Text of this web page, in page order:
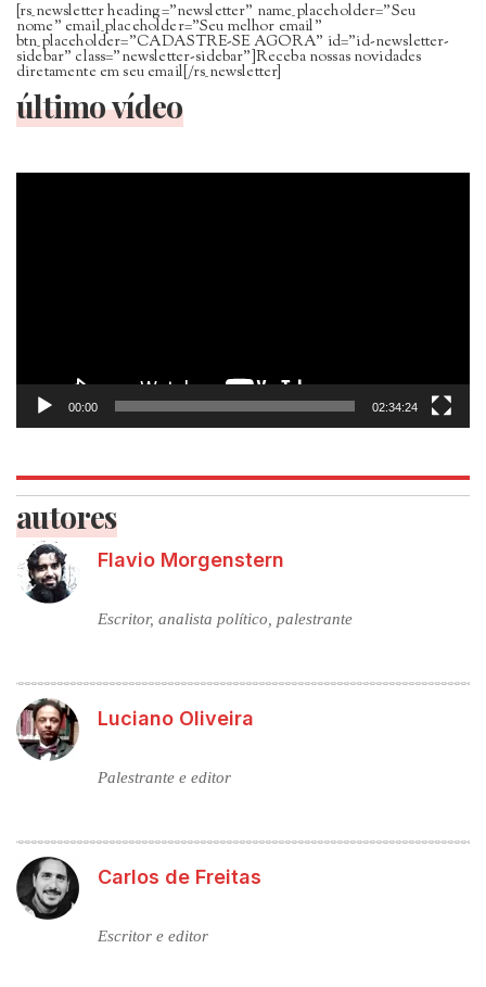
[rs_newsletter heading=”newsletter” name_placeholder=”Seu
nome” email_placeholder=”Seu melhor email”
btn_placeholder=”CADASTRE-SE AGORA” id=”id-newsletter-
sidebar” class=”newsletter-sidebar”]Receba nossas novidades
diretamente em seu email[/rs_newsletter]
último vídeo
Tocador
00:00 02:34:24
autores
Flavio Morgenstern
Escritor, analista político, palestrante
Luciano Oliveira
Palestrante e editor
Carlos de Freitas
Escritor e editor